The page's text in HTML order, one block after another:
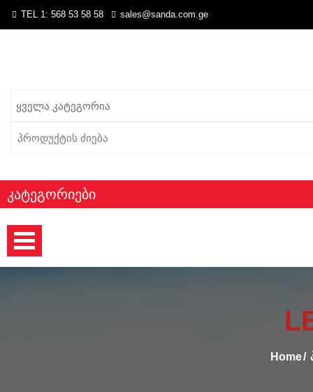
TEL 1: 568 53 58 58 sales@sanda.com.ge
Search
Კატეგორიები
Home